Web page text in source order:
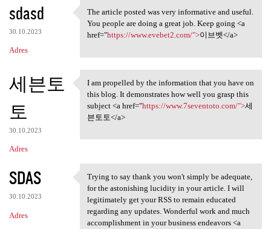
sdasd
30.10.2023
Adres
The article posted was very
The article posted was very informative and useful.
You people are doing a great job. Keep going <a
href="https://www.evebet2.com/">이브벳</a>
세븐토
토
30.10.2023
Adres
I am propelled by the
I am propelled by the information that you have on
this blog. It demonstrates how well you grasp this
subject <a href="https://www.7seventoto.com/">세
븐토토</a>
SDAS
30.10.2023
Adres
Trying to say thank you won't
Trying to say thank you won't simply be adequate,
for the astonishing lucidity in your article. I will
legitimately get your RSS to remain educated
regarding any updates. Wonderful work and much
accomplishment in your business endeavors <a